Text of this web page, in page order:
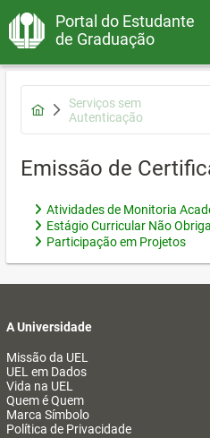
Portal do Estudante
de Graduação
Serviços sem
Autenticação
Emissão de
Atividades de Monitoria
Estágio Curricular Não
Participação em Projetos
A Universidade
Missão da UEL
UEL em Dados
Vida na UEL
Quem é Quem
Marca Símbolo
Política de Privacidade